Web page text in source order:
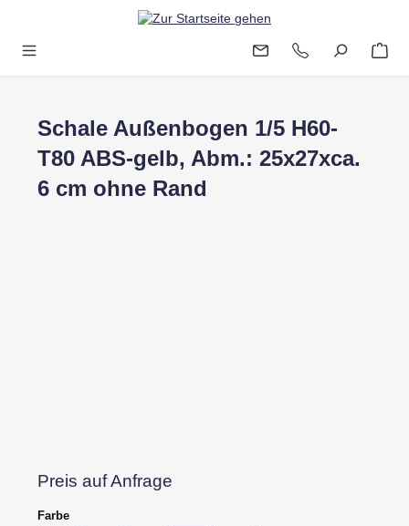
Zum Hauptinhalt springen
Schale Außenbogen 1/5 H60-
T80 ABS-gelb, Abm.: 25x27xca.
6 cm ohne Rand
Preis auf Anfrage
Farbeauswählen